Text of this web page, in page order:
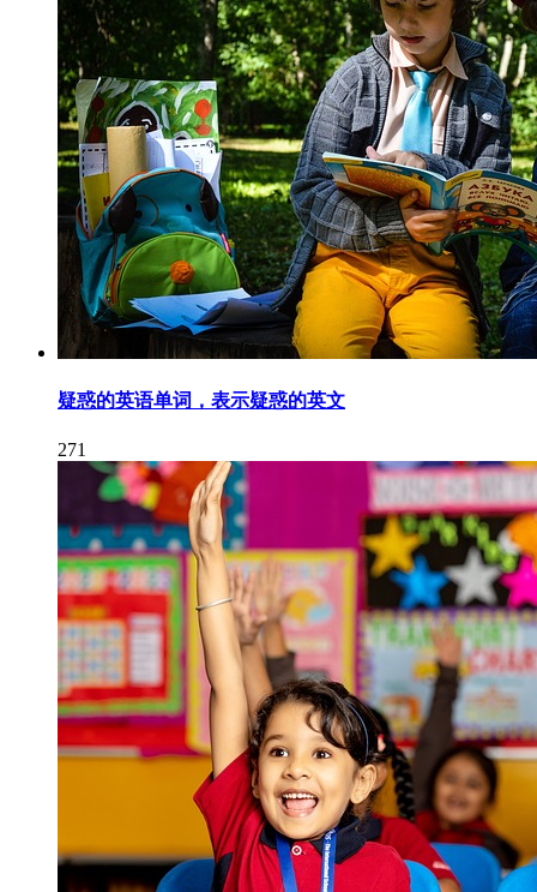
疑惑的英语单词，表示疑惑的英文
271